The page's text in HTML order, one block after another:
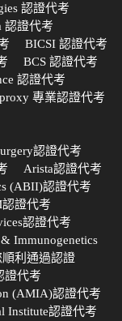
認證代考
認證代考
BICSI 認證代考
BCS 認證代考
認證代考
專業認證代考
認證代考
Arista認證代考
(ABII)認證代考
認證代考
認證代考
Immunogenetics
利通過認證
證代考
(AMIA)認證代考
Institute認證代考